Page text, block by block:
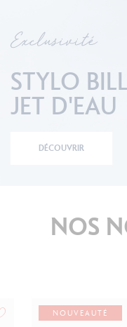
Exclusivité
STYLO
JET D'EAU
DÉCOUVRIR
NOS
NOUVEAUTÉ